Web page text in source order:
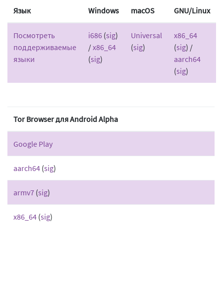
Язык Windows macOS GNU/Linux
Посмотреть
поддерживаемые
языки
i686 (sig)
/x86_64
(sig)
Universal
(sig)
x86_64
(sig) /
aarch64
(sig)
Tor Browser для Android Alpha
Google Play
aarch64 (sig)
armv7 (sig)
x86_64 (sig)